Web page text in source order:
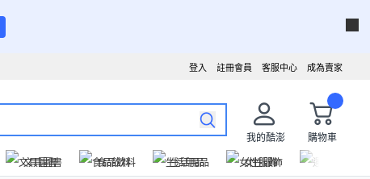
成為賣家
客服中心
註冊會員
登入
我的酷澎
購物車
文具圖書 食品飲料 生活用品 女性服飾